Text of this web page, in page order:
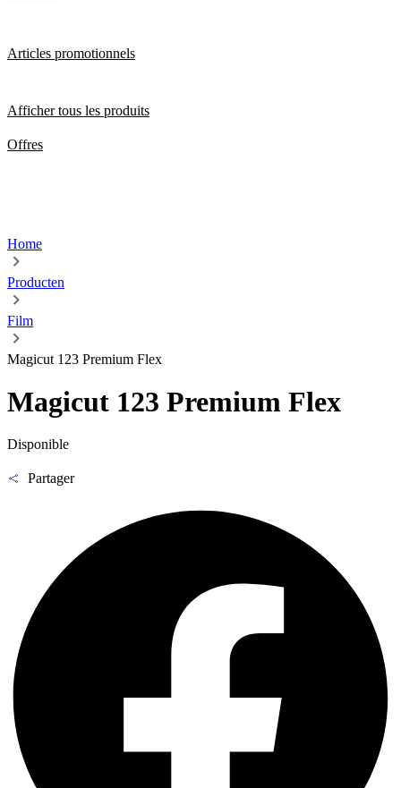
Articles promotionnels
Afficher tous les produits
Offres
Home
Producten
Film
Magicut 123 Premium Flex
Magicut 123 Premium Flex
Disponible
Partager